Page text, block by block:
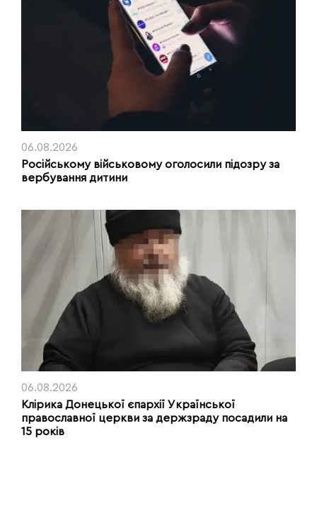
06.08.2026
Російському військовому оголосили підозру за
вербування дитини
06.08.2026
Клірика Донецької єпархії Української
православної церкви за держзраду посадили на
15 років